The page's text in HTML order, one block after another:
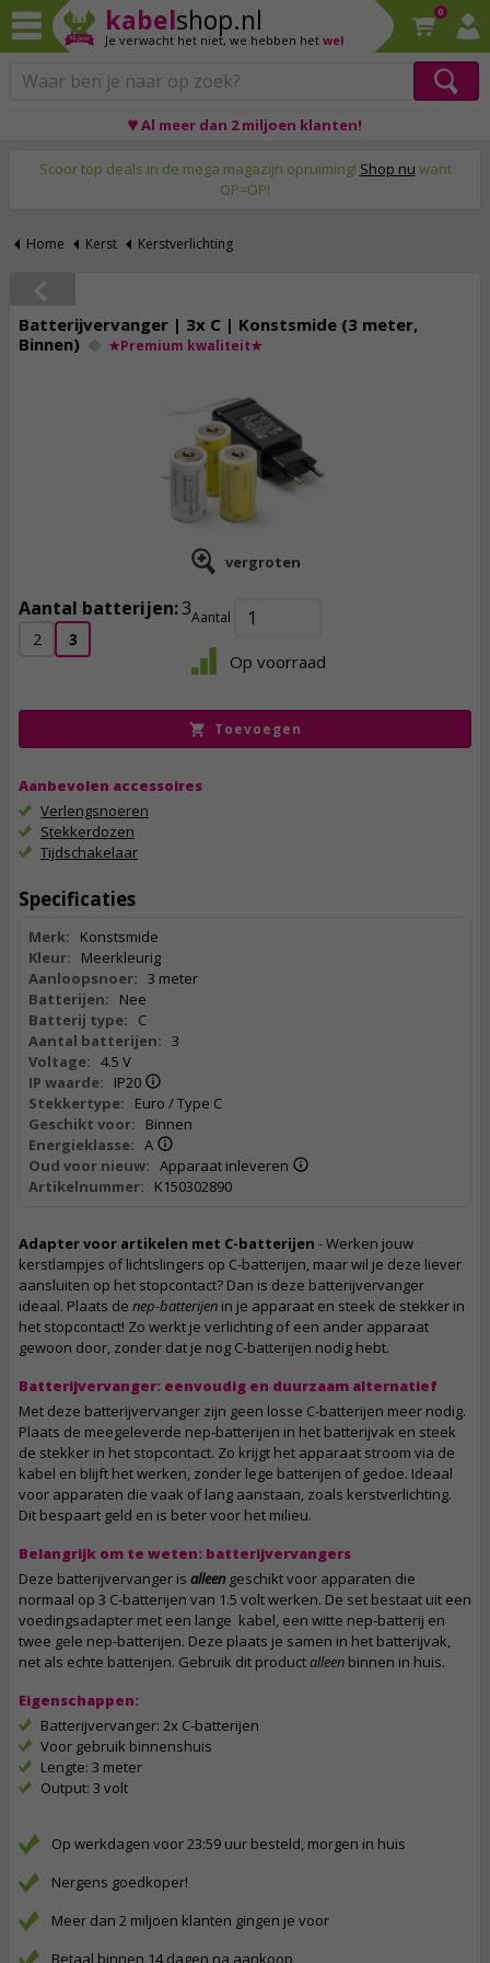
kabelshop.nl
Je verwacht het niet, we hebben het wel
0
♥ Al meer dan 2 miljoen klanten!
Scoor top deals in de mega magazijn opruiming! Shop nu want
OP=OP!
Home Kerst Kerstverlichting
Batterijvervanger | 3x C | Konstsmide (3 meter,
Binnen)
★Premium kwaliteit★
vergroten
Aantal batterijen:3
2 3
Aantal
Op voorraad
Toevoegen
Aanbevolen accessoires
Verlengsnoeren
Stekkerdozen
Tijdschakelaar
Specificaties
Merk:
Konstsmide
Kleur:
Meerkleurig
Aanloopsnoer: 3 meter
Batterijen:
Nee
Batterij type:
C
Aantal batterijen: 3
Voltage: 4.5 V
IP waarde:
IP20
Stekkertype:
Euro / Type C
Geschikt voor:
Binnen
Energieklasse: A
Oud voor nieuw: Apparaat inleveren
Artikelnummer:
K150302890
Adapter voor artikelen met C-batterijen - Werken jouw
kerstlampjes of lichtslingers op C-batterijen, maar wil je deze liever
aansluiten op het stopcontact? Dan is deze batterijvervanger
ideaal. Plaats de nep-batterijen in je apparaat en steek de stekker in
het stopcontact! Zo werkt je verlichting of een ander apparaat
gewoon door, zonder dat je nog C-batterijen nodig hebt.
Batterijvervanger: eenvoudig en duurzaam alternatief
Met deze batterijvervanger zijn geen losse C-batterijen meer nodig.
Plaats de meegeleverde nep-batterijen in het batterijvak en steek
de stekker in het stopcontact. Zo krijgt het apparaat stroom via de
kabel en blijft het werken, zonder lege batterijen of gedoe. Ideaal
voor apparaten die vaak of lang aanstaan, zoals kerstverlichting.
Dit bespaart geld en is beter voor het milieu.
Belangrijk om te weten: batterijvervangers
Deze batterijvervanger is alleengeschikt voor apparaten die
normaal op 3 C-batterijen van 1.5 volt werken. De set bestaat uit een
voedingsadapter met een lange kabel, een witte nep-batterij en
twee gele nep-batterijen. Deze plaats je samen in het batterijvak,
net als echte batterijen. Gebruik dit productalleen binnen in huis.
Eigenschappen:
Batterijvervanger: 2x C-batterijen
Voor gebruik binnenshuis
Lengte: 3 meter
Output: 3 volt
Op werkdagen voor 23:59 uur besteld, morgen in huis
Nergens goedkoper!
Meer dan 2 miljoen klanten gingen je voor
Betaal binnen 14 dagen na aankoop